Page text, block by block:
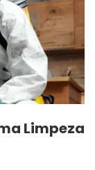
Limpeza